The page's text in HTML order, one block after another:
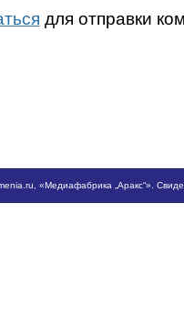
для отправки
, «Медиафабрика „Аракс“».